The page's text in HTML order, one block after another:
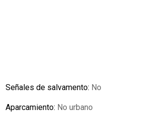
Señales de salvamento: No
Aparcamiento: No urbano